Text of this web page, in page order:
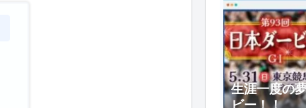
生涯一度の
ビー！！